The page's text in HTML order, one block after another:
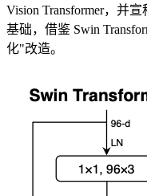
Vision Transformer，并
基础，借鉴 Swin
化"改造。